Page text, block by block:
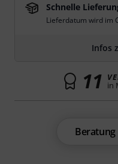
Schnelle
Lieferdatum wird im
Infos
11 in
Beratung